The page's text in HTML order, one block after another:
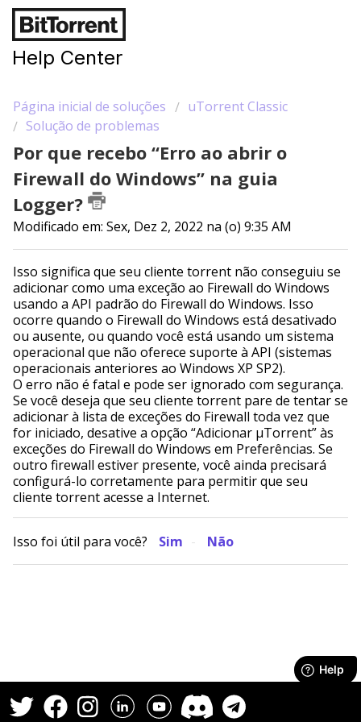
Help Center
Página inicial de soluções
uTorrent Classic
Solução de problemas
Por que recebo “Erro ao abrir o
Firewall do Windows” na guia
Logger?
Modificado em: Sex, Dez 2, 2022 na (o) 9:35 AM
Isso significa que seu cliente torrent não conseguiu se
adicionar como uma exceção ao Firewall do Windows
usando a API padrão do Firewall do Windows. Isso
ocorre quando o Firewall do Windows está desativado
ou ausente, ou quando você está usando um sistema
operacional que não oferece suporte à API (sistemas
operacionais anteriores ao Windows XP SP2).
O erro não é fatal e pode ser ignorado com segurança.
Se você deseja que seu cliente torrent pare de tentar se
adicionar à lista de exceções do Firewall toda vez que
for iniciado, desative a opção “Adicionar µTorrent” às
exceções do Firewall do Windows em Preferências. Se
outro firewall estiver presente, você ainda precisará
configurá-lo corretamente para permitir que seu
cliente torrent acesse a Internet.
Isso foi útil para você? Sim Não